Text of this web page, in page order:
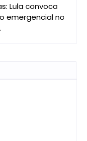
Lula convoca
emergencial no